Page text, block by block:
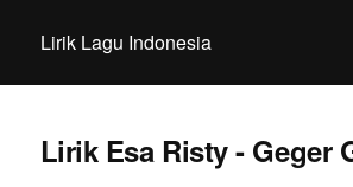
Lirik Lagu Indonesia
Lirik Esa Risty - Geger